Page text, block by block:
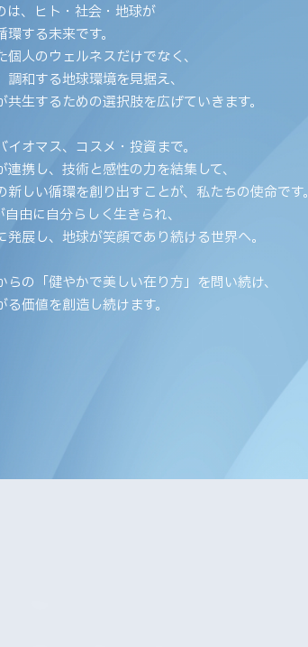
は、ヒト・社会・地球が
する未来です。
人のウェルネスだけでなく、
和する地球環境を見据え、
生するための選択肢を広げていきます。
オマス、コスメ・投資まで。
携し、技術と感性の力を結集して、
新しい循環を創り出すことが、私たちの使命です。
由に自分らしく生きられ、
発展し、地球が笑顔であり続ける世界へ。
らの「健やかで美しい在り方」を問い続け、
価値を創造し続けます。